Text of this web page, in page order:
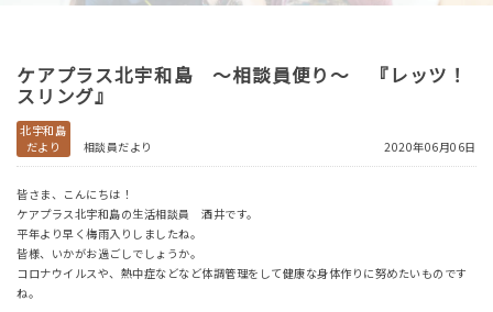
一日体験
空き状況
実践報告
ケアプラス北宇和島 ～相談員便り～ 『レッツ！
スリング』
北宇和島
だより
相談員だより 2020年06月06日
皆さま、こんにちは！
ケアプラス北宇和島の生活相談員 酒井です。
平年より早く梅雨入りしましたね。
皆様、いかがお過ごしでしょうか。
コロナウイルスや、熱中症などなど体調管理をして健康な身体作りに努めたいものです
ね。